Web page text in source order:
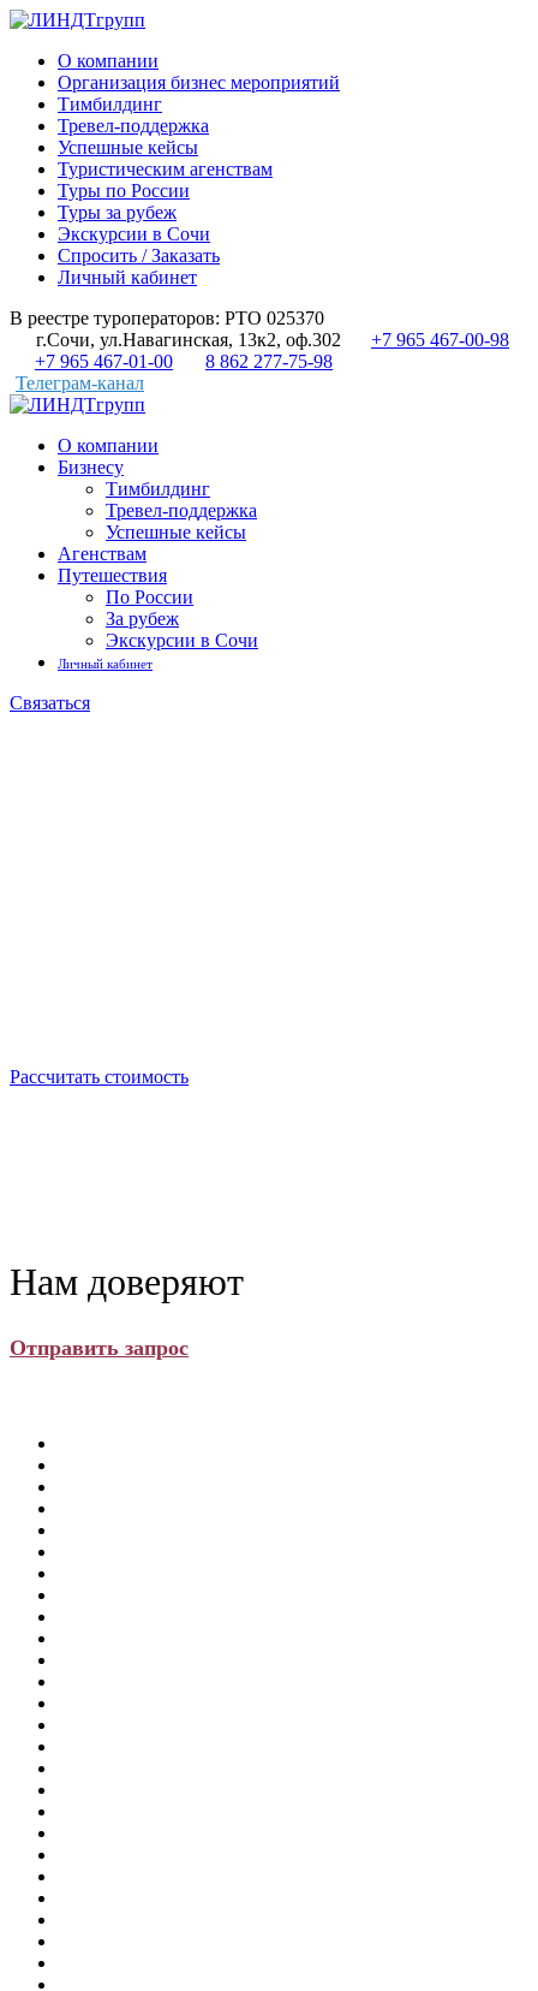
О компании
Организация бизнес мероприятий
Тимбилдинг
Тревел-поддержка
Успешные кейсы
Туристическим агенствам
Туры по России
Туры за рубеж
Экскурсии в Сочи
Спросить / Заказать
Личный кабинет
В реестре туроператоров: РТО 025370
г.Сочи, ул.Навагинская, 13к2, оф.302
+7 965 467-00-98
+7 965 467-01-00
8 862 277-75-98
Телеграм-канал
О компании
Бизнесу
Тимбилдинг
Тревел-поддержка
Успешные кейсы
Агенствам
Путешествия
По России
За рубеж
Экскурсии в Сочи
Личный кабинет
Связаться
Рассчитать стоимость
Нам доверяют
Отправить запрос